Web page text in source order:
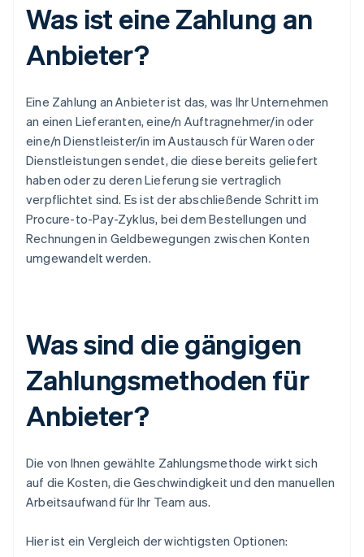
Was ist eine Zahlung an
Anbieter?
Eine Zahlung an Anbieter ist das, was Ihr Unternehmen
an einen Lieferanten, eine/n Auftragnehmer/in oder
eine/n Dienstleister/in im Austausch für Waren oder
Dienstleistungen sendet, die diese bereits geliefert
haben oder zu deren Lieferung sie vertraglich
verpflichtet sind. Es ist der abschließende Schritt im
Procure-to-Pay-Zyklus, bei dem Bestellungen und
Rechnungen in Geldbewegungen zwischen Konten
umgewandelt werden.
Was sind die gängigen
Zahlungsmethoden für
Anbieter?
Die von Ihnen gewählte Zahlungsmethode wirkt sich
auf die Kosten, die Geschwindigkeit und den manuellen
Arbeitsaufwand für Ihr Team aus.
Hier ist ein Vergleich der wichtigsten Optionen: